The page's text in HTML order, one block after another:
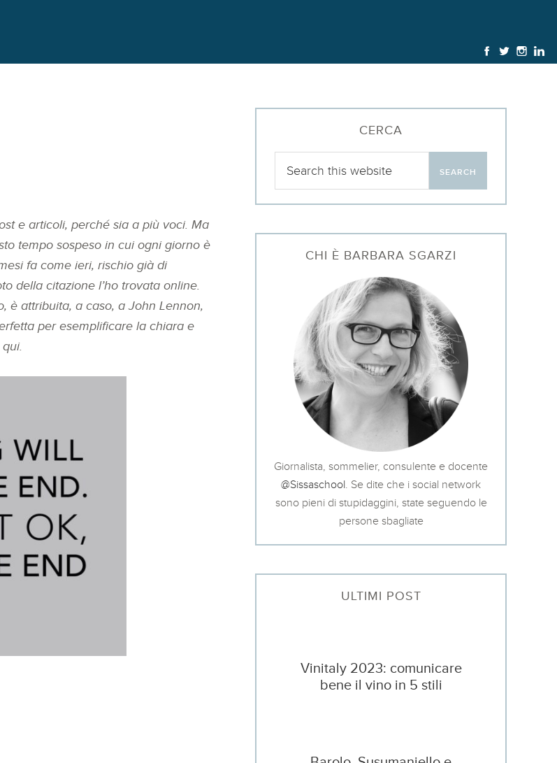
e articoli, perché sia a più voci. Ma
tempo sospeso in cui ogni giorno è
fa come ieri, rischio già di
della citazione l’ho trovata online.
è attribuita, a caso, a John Lennon,
per esemplificare la chiara e
CERCA
CHI È BARBARA SGARZI
Giornalista, sommelier, consulente e docente
@Sissaschool . Se dite che i social network
sono pieni di stupidaggini, state seguendo le
persone sbagliate
ULTIMI POST
Vinitaly 2023: comunicare
bene il vino in 5 stili